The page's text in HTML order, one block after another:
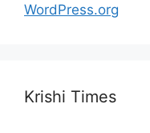
WordPress.org
Krishi Times